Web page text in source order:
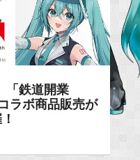
「鉄道開業
ラボ商品販売が